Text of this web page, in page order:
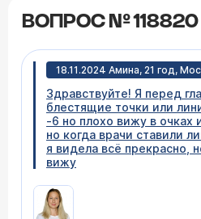
ВОПРОС № 118820
18.11.2024 Амина, 21 год,
Здравствуйте! Я перед
блестящие точки или
-6 но плохо вижу в очках
но когда врачи ставили
я видела всё прекрасно,
вижу